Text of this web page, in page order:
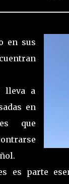
en sus
lleva a
en
que
es parte